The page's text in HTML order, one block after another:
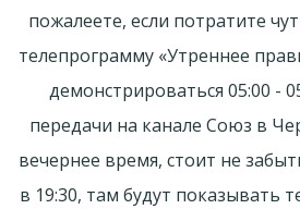
пожалеете, если потратите
телепрограмму «Утреннее
демонстрироваться 05:00 -
передачи на канале Союз в
вечернее время, стоит не
в 19:30, там будут показывать